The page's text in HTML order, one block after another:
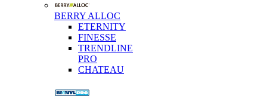
BERRY ALLOC
ETERNITY
FINESSE
TRENDLINE
PRO
CHATEAU